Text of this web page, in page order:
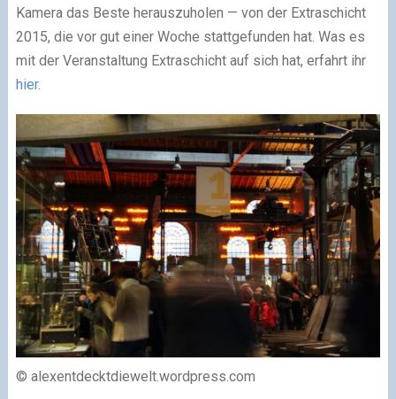
Kamera das Beste herauszuholen — von der Extraschicht
2015, die vor gut einer Woche stattgefunden hat. Was es
mit der Veranstaltung Extraschicht auf sich hat, erfahrt ihr
hier.
© alexentdecktdiewelt.wordpress.com